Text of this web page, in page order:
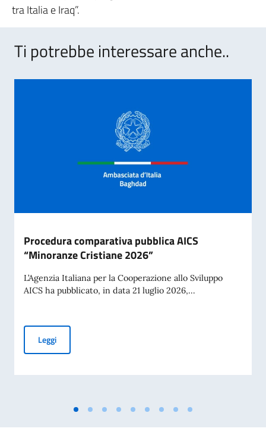
tra Italia e Iraq”.
Ti potrebbe interessare anche..
Procedura comparativa pubblica AICS
“Minoranze Cristiane 2026”
L’Agenzia Italiana per la Cooperazione allo Sviluppo
AICS ha pubblicato, in data 21 luglio 2026,...
LeggiProcedura comparativa pubblica AICS “Minoranze